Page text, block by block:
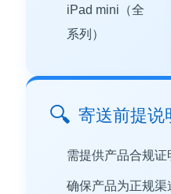
iPad mini（全
系列）
🔍 寄送前提说
需提供产品合规证
确保产品为正规渠